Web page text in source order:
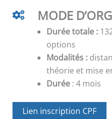
MODE
Durée totale :
options
Modalités :
théorie et mise
Durée : 4 mois
Lien inscription CPF